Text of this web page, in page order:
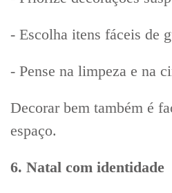
- Escolha itens fáceis de
- Pense na limpeza e na
Decorar bem também é
espaço.
6. Natal com identidade